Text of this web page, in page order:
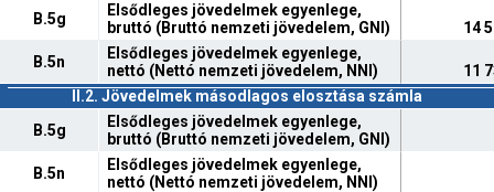
B.5g
Elsődleges jövedelmek egyenlege,
bruttó (Bruttó nemzeti jövedelem, GNI)
14
B.5n
Elsődleges jövedelmek egyenlege,
nettó (Nettó nemzeti jövedelem, NNI)
11
II.2. Jövedelmek másodlagos elosztása számla
B.5g
Elsődleges jövedelmek egyenlege,
bruttó (Bruttó nemzeti jövedelem, GNI)
B.5n
Elsődleges jövedelmek egyenlege,
nettó (Nettó nemzeti jövedelem, NNI)